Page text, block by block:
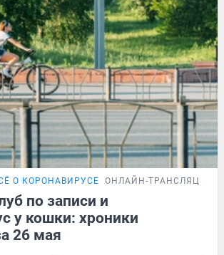
О КОРОНАВИРУСЕ ОНЛАЙН-ТРАНСЛЯЦИЯ
по записи и
у кошки: хроники
26 мая